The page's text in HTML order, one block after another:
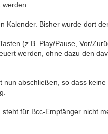
werden.
Kalender. Bisher wurde dort
(z.B. Play/Pause, Vor/
werden, ohne dazu den
abschließen, so dass
für Bcc-Empfänger nicht